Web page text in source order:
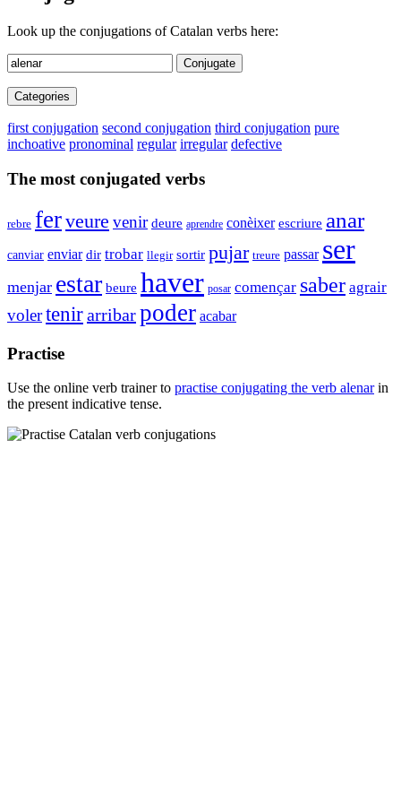
Look up the conjugations of Catalan verbs here:
Conjugate
Categories
first conjugation second conjugation third conjugation pure
inchoative pronominal regular irregular defective
The most conjugated verbs
rebre ferveure venir deure aprendre conèixer escriure anar
canviar enviar dir trobar llegir sortir pujar treure passar ser
menjar estar beure haver posar començar saber agrair
volertenirarribarpoder acabar
Practise
Use the online verb trainer to practise conjugating the verb alenarin
the present indicative tense.